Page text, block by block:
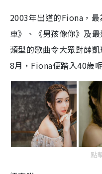
2003年出道的Fiona，
車》、《男孩像你》及
類型的歌曲令大眾對薛
8月，Fiona便踏入40歲
點